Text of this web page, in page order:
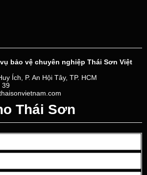
bảo vệ chuyên nghiệp Thái Sơn Việt
Ích, P. An Hội Tây, TP. HCM
39
Thái Sơn